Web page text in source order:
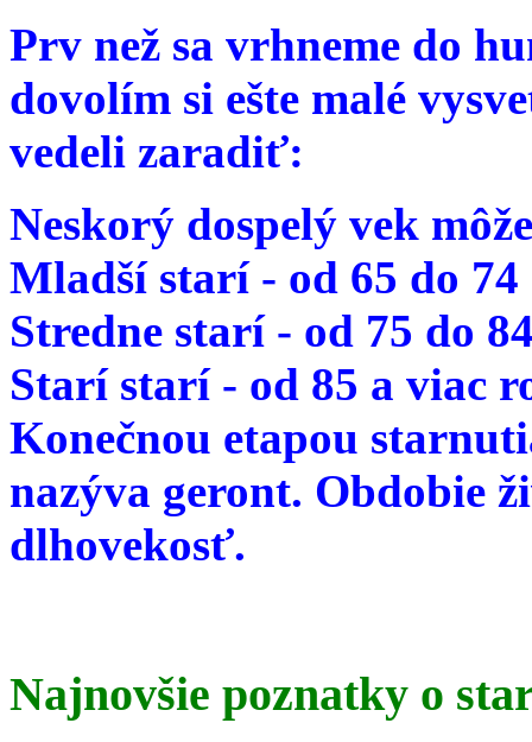
Prv než sa vrhneme do
dovolím si ešte malé
vedeli zaradiť:
Neskorý dospelý vek
Mladší starí - od 65 do
Stredne starí - od 75 do
Starí starí - od 85 a viac
Konečnou etapou
nazýva geront. Obdobie
dlhovekosť.
Najnovšie poznatky o